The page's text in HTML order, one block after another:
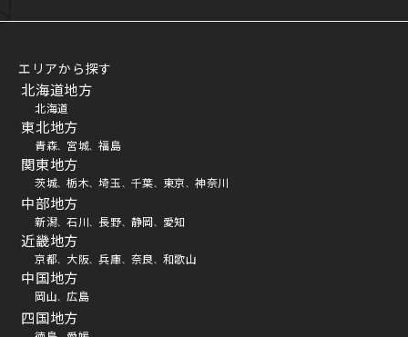
エリアから探す
北海道地方
北海道
東北地方
青森、 宮城、 福島
関東地方
茨城、 栃木、 埼玉、 千葉、 東京、 神奈川
中部地方
新潟、 石川、 長野、 静岡、 愛知
近畿地方
京都、 大阪、 兵庫、 奈良、 和歌山
中国地方
岡山、 広島
四国地方